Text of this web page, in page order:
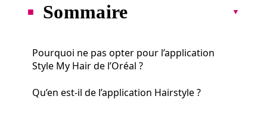
Sommaire
Pourquoi ne pas opter pour l’application
Style My Hair de l’Oréal ?
Qu’en est-il de l’application Hairstyle ?